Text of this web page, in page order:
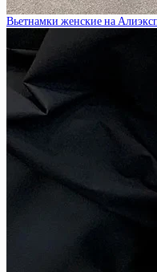
Вьетнамки женские на